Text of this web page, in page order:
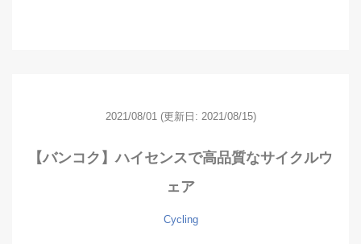
2021/08/01 (更新日: 2021/08/15)
【バンコク】ハイセンスで高品質なサイクルウ
ェア
Cycling